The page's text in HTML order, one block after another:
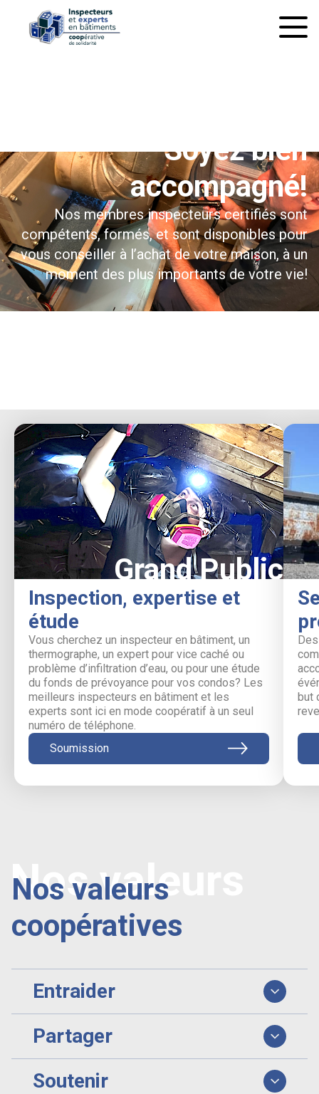
Soyez bien
accompagné!
Nos membres inspecteurs certifiés sont
compétents, formés, et sont disponibles pour
vous conseiller à l’achat de votre maison, à un
moment des plus importants de votre vie!
Grand Public
Inspection, expertise et
étude
Vous cherchez un inspecteur en bâtiment, un
thermographe, un expert pour vice caché ou
problème d’infiltration d’eau, ou pour une étude
du fonds de prévoyance pour vos condos? Les
meilleurs inspecteurs en bâtiment et les
experts sont ici en mode coopératif à un seul
numéro de téléphone.
Soumission
but
Nos valeurs
coopératives
Nos valeurs
Entraider
Partager
Soutenir